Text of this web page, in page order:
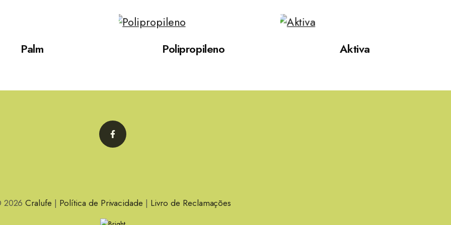
Palm Polipropileno Aktiva
2026Cralufe | Política de Privacidade | Livro de Reclamações